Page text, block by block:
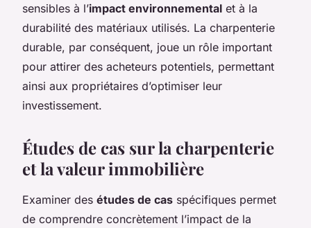
sensibles à l’impact environnemental et à la
durabilité des matériaux utilisés. La charpenterie
durable, par conséquent, joue un rôle important
pour attirer des acheteurs potentiels, permettant
ainsi aux propriétaires d’optimiser leur
investissement.
Études de cas sur la charpenterie
et la valeur immobilière
Examiner des études de cas spécifiques permet
de comprendre concrètement l’impact de la